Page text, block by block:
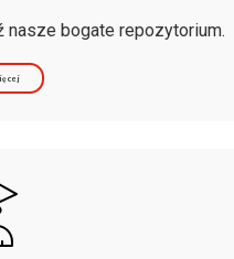
nasze bogate repozytorium.